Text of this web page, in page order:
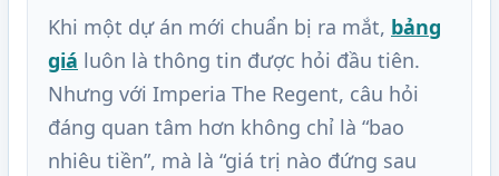
Khi một dự án mới chuẩn bị ra mắt, bảng
giá luôn là thông tin được hỏi đầu tiên.
Nhưng với Imperia The Regent, câu hỏi
đáng quan tâm hơn không chỉ là “bao
nhiêu tiền”, mà là “giá trị nào đứng sau